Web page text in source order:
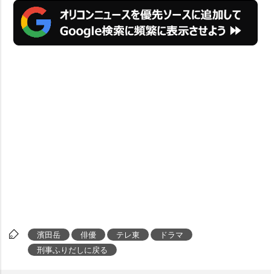
濱田岳 俳優 テレ東
ドラマ
刑事ふりだしに戻る